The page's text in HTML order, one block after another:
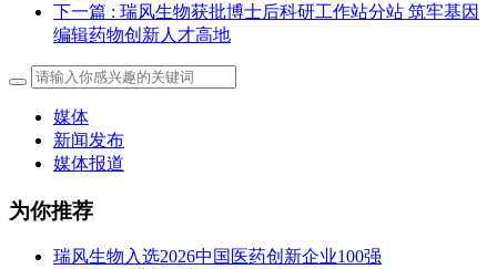
下一篇 : 瑞风生物获批博士后科研工作站分站 筑牢基因
编辑药物创新人才高地
媒体
新闻发布
媒体报道
为你推荐
瑞风生物入选2026中国医药创新企业100强